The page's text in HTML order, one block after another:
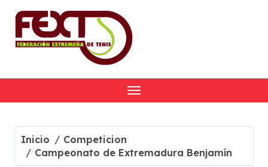
content
Inicio
Competicion
Campeonato de Extremadura Benjamín